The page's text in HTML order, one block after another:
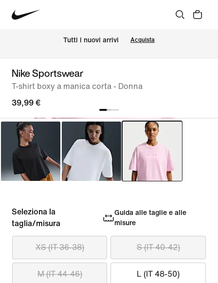
Tutti i nuovi arrivi Acquista
Nike Sportswear
T-shirt boxy a manica corta - Donna
39,99 €
Seleziona la
taglia/misura
Guida alle taglie e alle
misure
XS (IT 36-38) S (IT 40-42)
M (IT 44-46) L (IT 48-50)